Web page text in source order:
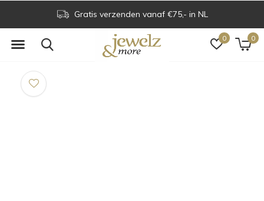
0 0
Gratis verzenden vanaf €75,- in NL